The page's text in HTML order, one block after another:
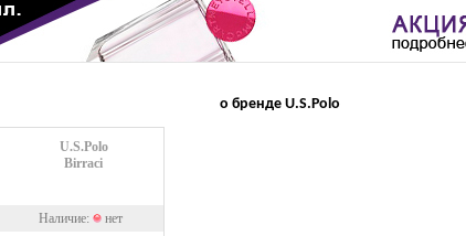
о бренде U.S.Polo
U.S.Polo
Birraci
Наличие: нет